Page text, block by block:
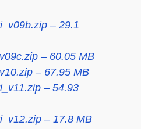
– 29.1
– 60.05 MB
– 67.95 MB
– 54.93
– 17.8 MB